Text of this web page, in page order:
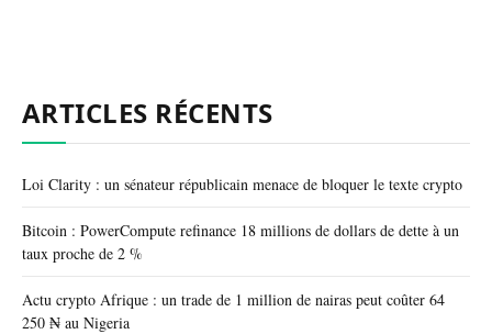
ARTICLES RÉCENTS
Loi Clarity : un sénateur républicain menace de bloquer le texte crypto
Bitcoin : PowerCompute refinance 18 millions de dollars de dette à un
taux proche de 2 %
Actu crypto Afrique : un trade de 1 million de nairas peut coûter 64
250 ₦ au Nigeria